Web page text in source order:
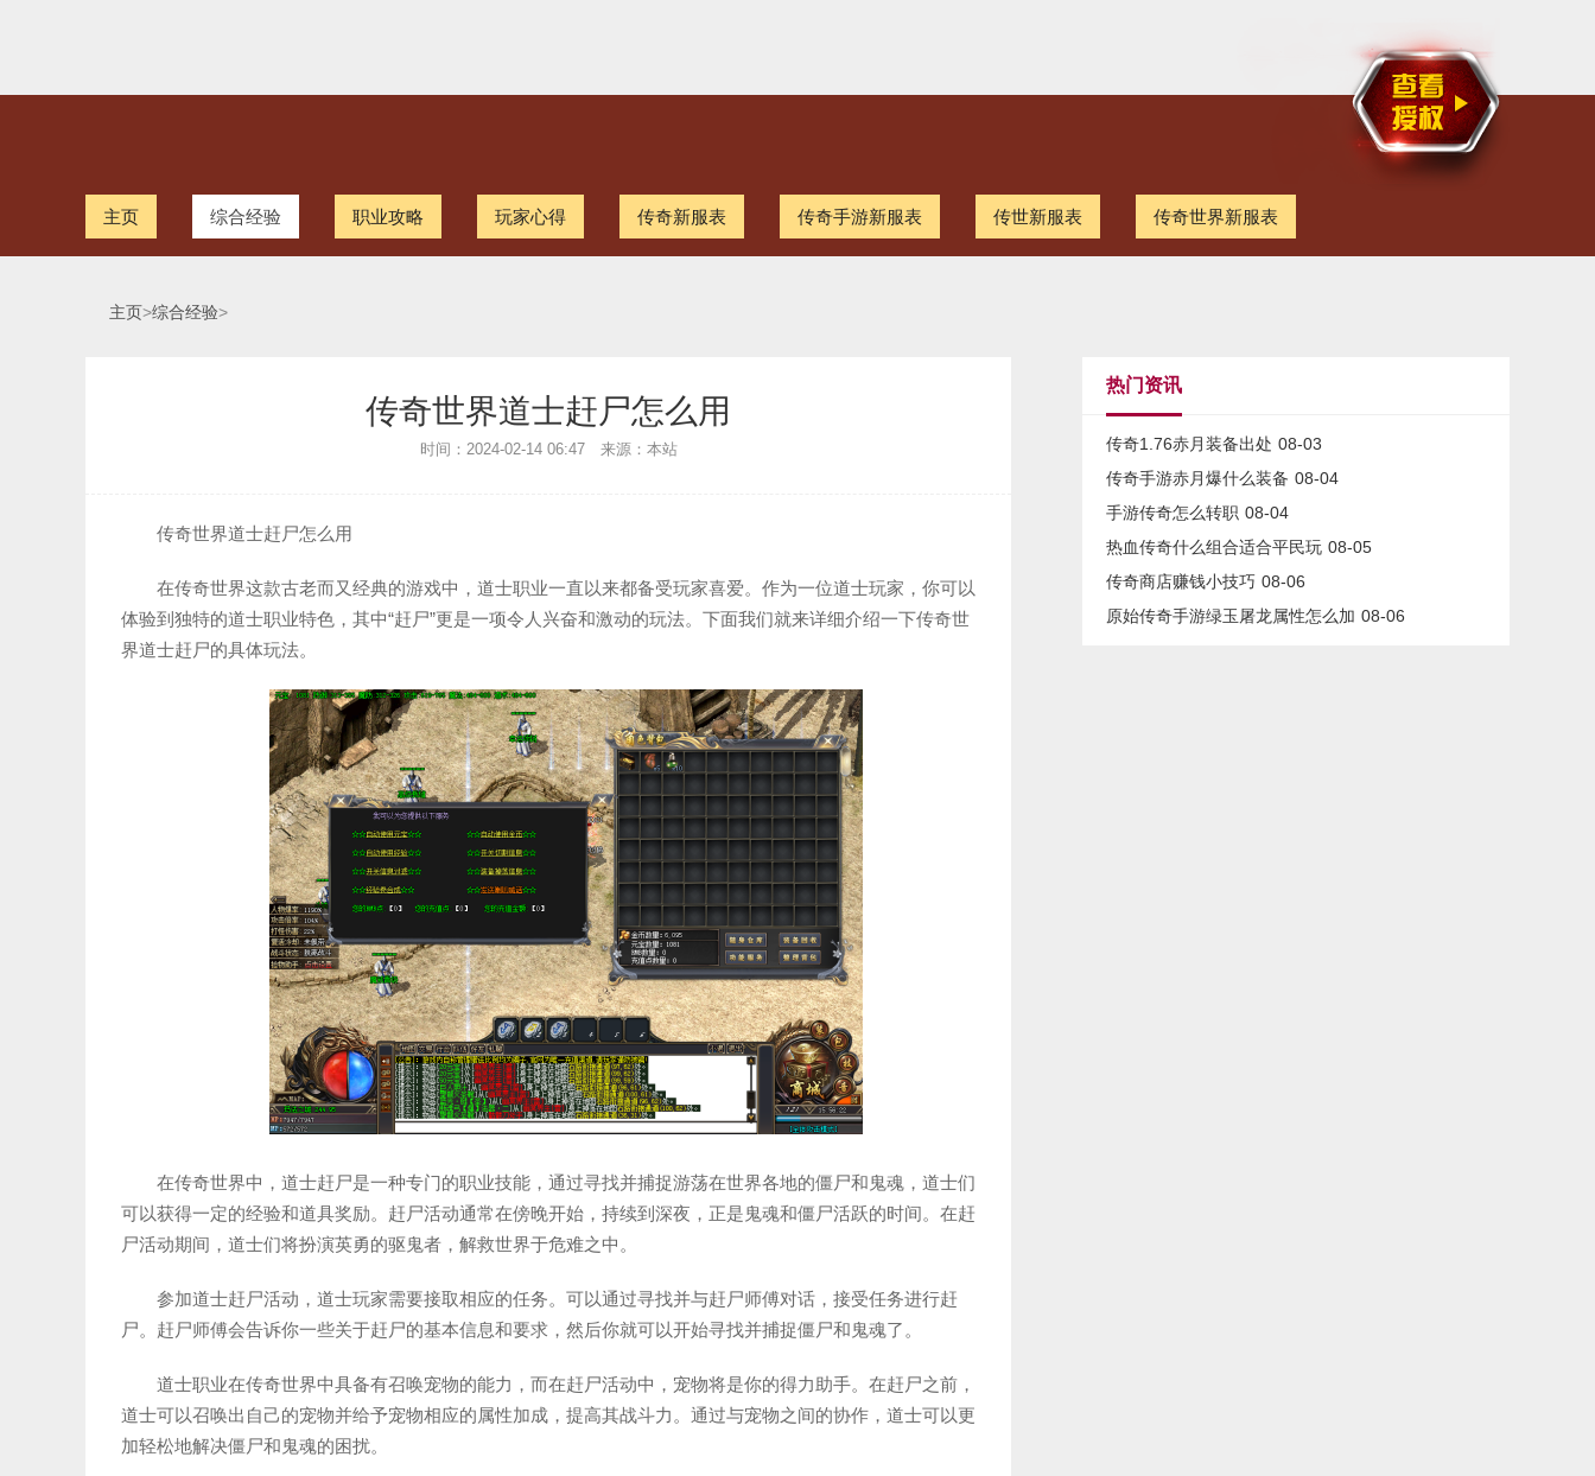
主页 综合经验 职业攻略 玩家心得 传奇新服表 传奇手游新服表 传世新服表 传奇世界新服表
主页>综合经验>
传奇世界道士赶尸怎么用
时间：2024-02-14 06:47 来源：本站
传奇世界道士赶尸怎么用
在传奇世界这款古老而又经典的游戏中，道士职业一直以来都备受玩家喜爱。作为一位道士玩家，你可以
体验到独特的道士职业特色，其中“赶尸”更是一项令人兴奋和激动的玩法。下面我们就来详细介绍一下传奇世
界道士赶尸的具体玩法。
在传奇世界中，道士赶尸是一种专门的职业技能，通过寻找并捕捉游荡在世界各地的僵尸和鬼魂，道士们
可以获得一定的经验和道具奖励。赶尸活动通常在傍晚开始，持续到深夜，正是鬼魂和僵尸活跃的时间。在赶
尸活动期间，道士们将扮演英勇的驱鬼者，解救世界于危难之中。
参加道士赶尸活动，道士玩家需要接取相应的任务。可以通过寻找并与赶尸师傅对话，接受任务进行赶
尸。赶尸师傅会告诉你一些关于赶尸的基本信息和要求，然后你就可以开始寻找并捕捉僵尸和鬼魂了。
道士职业在传奇世界中具备有召唤宠物的能力，而在赶尸活动中，宠物将是你的得力助手。在赶尸之前，
道士可以召唤出自己的宠物并给予宠物相应的属性加成，提高其战斗力。通过与宠物之间的协作，道士可以更
加轻松地解决僵尸和鬼魂的困扰。
热门资讯
传奇1.76赤月装备出处 08-03
传奇手游赤月爆什么装备 08-04
手游传奇怎么转职 08-04
热血传奇什么组合适合平民玩 08-05
传奇商店赚钱小技巧 08-06
原始传奇手游绿玉屠龙属性怎么加 08-06